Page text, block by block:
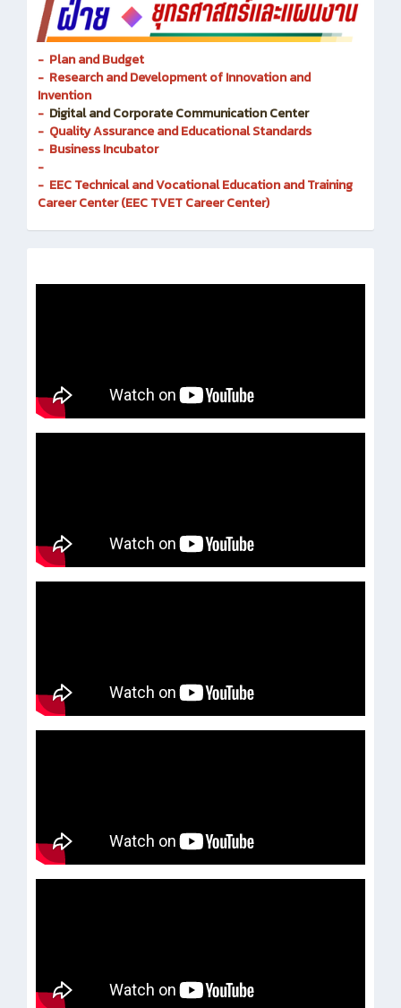
- Plan and Budget
- Research and Development of Innovation and
Invention
- Digital and Corporate Communication Center
- Quality Assurance and Educational Standards
- Business Incubator
-
- EEC Technical and Vocational Education and Training
Career Center (EEC TVET Career Center)